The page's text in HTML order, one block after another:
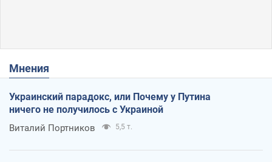
Мнения
Украинский парадокс, или Почему у Путина
ничего не получилось с Украиной
Виталий Портников 5,5 т.